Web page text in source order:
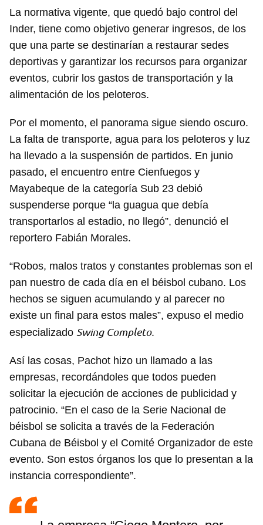
La normativa vigente, que quedó bajo control del
Inder, tiene como objetivo generar ingresos, de los
que una parte se destinarían a restaurar sedes
deportivas y garantizar los recursos para organizar
eventos, cubrir los gastos de transportación y la
alimentación de los peloteros.
Por el momento, el panorama sigue siendo oscuro.
La falta de transporte, agua para los peloteros y luz
ha llevado a la suspensión de partidos. En junio
pasado, el encuentro entre Cienfuegos y
Mayabeque de la categoría Sub 23 debió
suspenderse porque “la guagua que debía
transportarlos al estadio, no llegó”, denunció el
reportero Fabián Morales.
“Robos, malos tratos y constantes problemas son el
pan nuestro de cada día en el béisbol cubano. Los
hechos se siguen acumulando y al parecer no
existe un final para estos males”, expuso el medio
especializado Swing Completo.
Así las cosas, Pachot hizo un llamado a las
empresas, recordándoles que todos pueden
solicitar la ejecución de acciones de publicidad y
patrocinio. “En el caso de la Serie Nacional de
béisbol se solicita a través de la Federación
Cubana de Béisbol y el Comité Organizador de este
evento. Son estos órganos los que lo presentan a la
instancia correspondiente”.